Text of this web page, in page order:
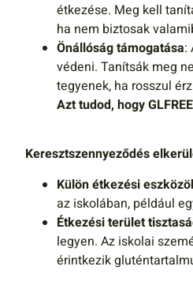
étkezése. Meg kell
ha nem biztosak
Önállóság támogatása:
védeni. Tanítsák meg
tegyenek, ha rosszul
Azt tudod, hogy
Keresztszennyeződés
Külön étkezési
az iskolában, például
Étkezési terület
legyen. Az iskolai
érintkezik